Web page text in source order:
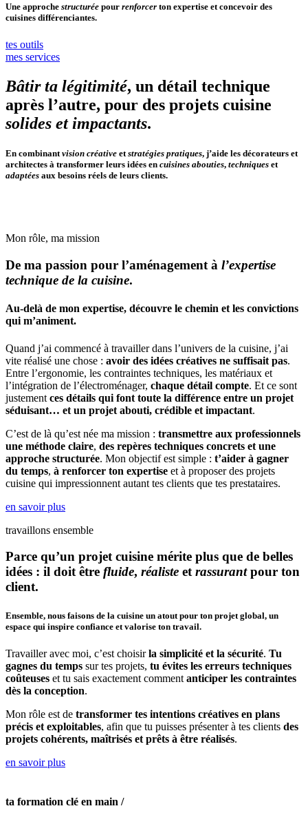
Une approche structurée pour renforcer ton expertise et concevoir des
cuisines différenciantes.
tes outils
mes services
Bâtir ta légitimité, un détail technique
après l’autre, pour des projets cuisine
solides et impactants.
En combinantvision créative etstratégies pratiques, j’aide les décorateurs et
architectes à transformer leurs idées en cuisines abouties, techniques et
adaptées aux besoins réels de leurs clients.
Mon rôle, ma mission
De ma passion pour l’aménagement à l’expertise
technique de la cuisine.
Au-delà de mon expertise, découvre le chemin et les convictions
qui m’animent.
Quand j’ai commencé à travailler dans l’univers de la cuisine, j’ai
vite réalisé une chose : avoir des idées créatives ne suffisait pas.
Entre l’ergonomie, les contraintes techniques, les matériaux et
l’intégration de l’électroménager, chaque détail compte. Et ce sont
justement ces détails qui font toute la différence entre un projet
séduisant… et un projet abouti, crédible et impactant.
C’est de là qu’est née ma mission : transmettre aux professionnels
une méthode claire, des repères techniques concrets et une
approche structurée. Mon objectif est simple : t’aider à gagner
du temps, à renforcer ton expertise et à proposer des projets
cuisine qui impressionnent autant tes clients que tes prestataires.
en savoir plus
travaillons ensemble
Parce qu’un projet cuisine mérite plus que de belles
idées : il doit être fluide, réaliste etrassurantpour ton
client.
Ensemble, nous faisons de la cuisine un atout pour ton projet global, un
espace qui inspire confiance et valorise ton travail.
Travailler avec moi, c’est choisirla simplicité et la sécurité. Tu
gagnes du temps sur tes projets, tu évites les erreurs techniques
coûteuses et tu sais exactement comment anticiper les contraintes
dès la conception.
Mon rôle est de transformer tes intentions créatives en plans
précis et exploitables, afin que tu puisses présenter à tes clients des
projets cohérents, maîtrisés et prêts à être réalisés.
en savoir plus
ta formation clé en main /